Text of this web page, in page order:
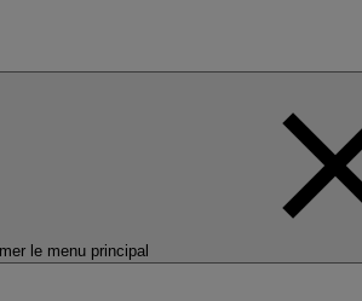
le menu principal